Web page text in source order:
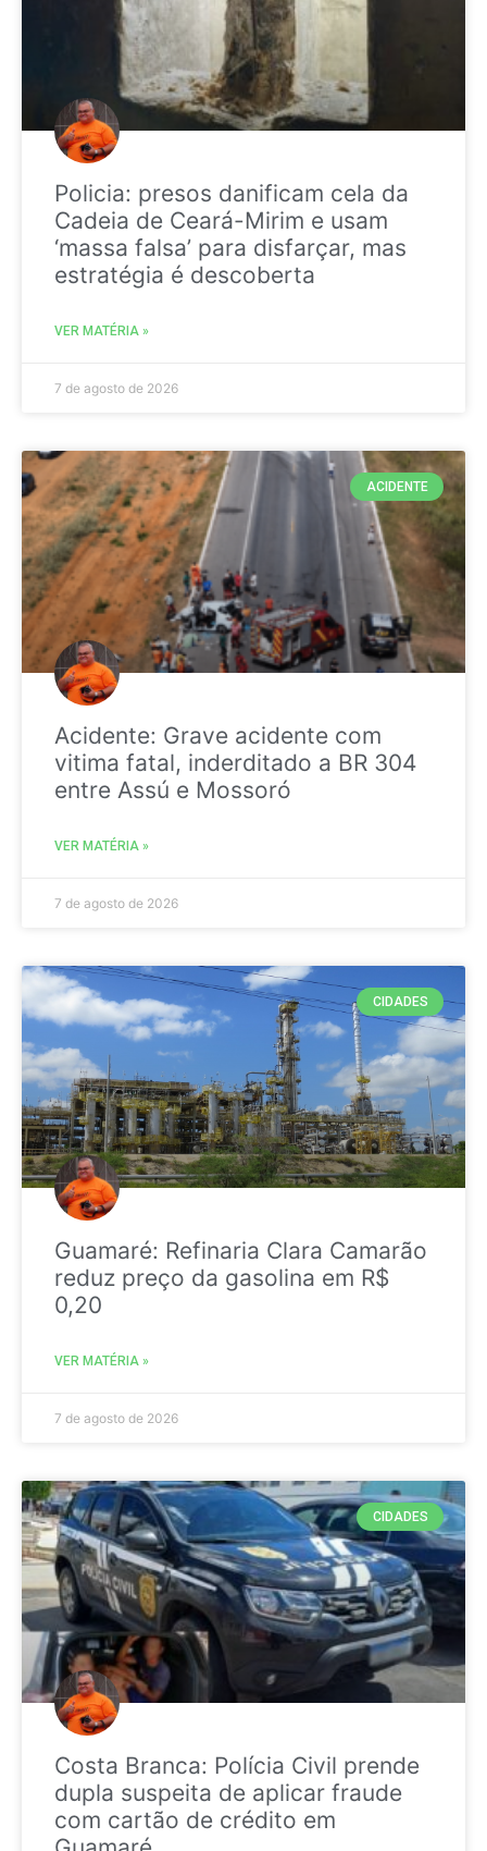
Policia: presos danificam cela da
Cadeia de Ceará-Mirim e usam
‘massa falsa’ para disfarçar, mas
estratégia é descoberta
VER MATÉRIA »
7 de agosto de 2026
ACIDENTE
Acidente: Grave acidente com
vitima fatal, inderditado a BR 304
entre Assú e Mossoró
VER MATÉRIA »
7 de agosto de 2026
CIDADES
Guamaré: Refinaria Clara Camarão
reduz preço da gasolina em R$
0,20
VER MATÉRIA »
7 de agosto de 2026
CIDADES
Costa Branca: Polícia Civil prende
dupla suspeita de aplicar fraude
com cartão de crédito em